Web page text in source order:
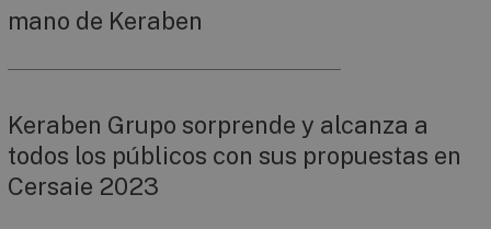
mano de Keraben
Keraben Grupo sorprende y alcanza a
todos los públicos con sus propuestas en
Cersaie 2023